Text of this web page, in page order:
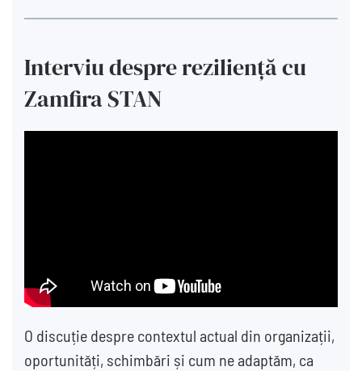
Interviu despre reziliență cu
Zamfira STAN
O discuție despre contextul actual din organizații,
oportunități, schimbări și cum ne adaptăm, ca